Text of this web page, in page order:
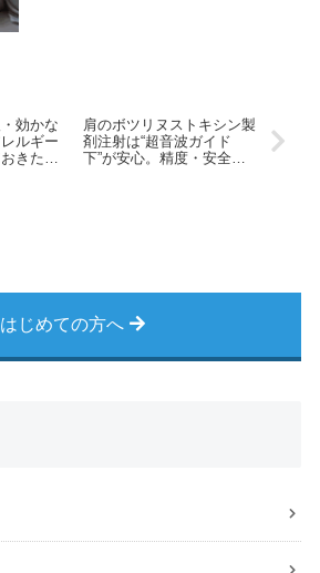
効かな
ルギー
きたい
肩のボツリヌストキシン製
剤注射は“超音波ガイド
下”が安心。精度・安全
はじめての方へ